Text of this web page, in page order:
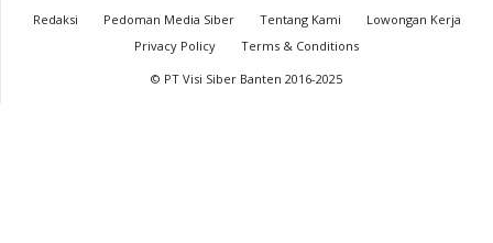
Redaksi Pedoman Media Siber Tentang Kami
Lowongan Kerja
Privacy Policy
Terms & Conditions
© PT Visi Siber Banten 2016-2025